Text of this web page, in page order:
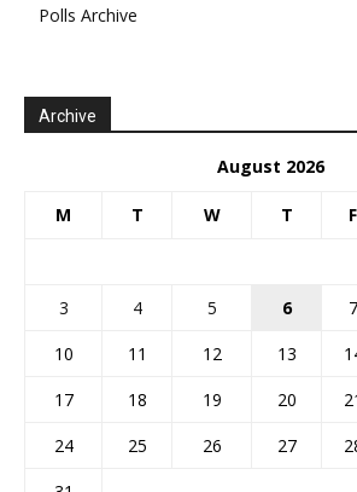
Polls Archive
Archive
August 2026
M T W T F
3
4 5 6 7
10
11 12 13
17
18 19 20
24
25 26 27